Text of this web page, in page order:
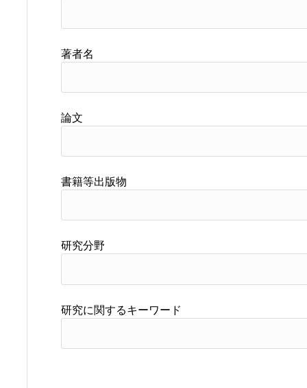
著者名
論文
書籍等出版物
研究分野
研究に関するキーワード